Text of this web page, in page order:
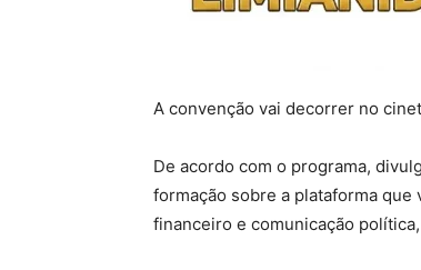
A convenção vai decorrer no
De acordo com o programa,
formação sobre a plataforma
financeiro e comunicação